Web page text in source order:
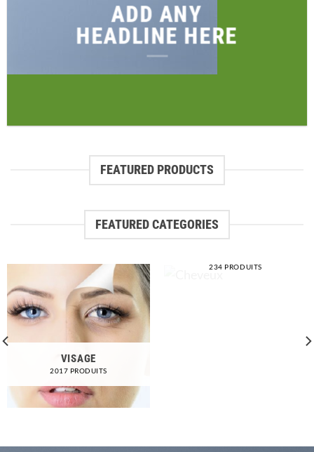
ADD ANY
HEADLINE HERE
FEATURED PRODUCTS
FEATURED CATEGORIES
VISAGE
2017 PRODUITS
234 PRODUITS